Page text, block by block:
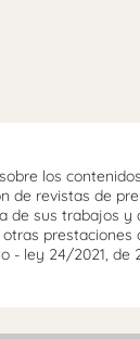
los
de revistas de
de sus trabajos
prestaciones
- ley 24/2021, de